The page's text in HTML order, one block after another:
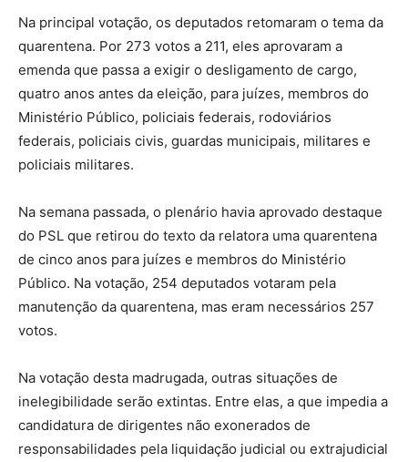
Na principal votação, os deputados retomaram o tema da
quarentena. Por 273 votos a 211, eles aprovaram a
emenda que passa a exigir o desligamento de cargo,
quatro anos antes da eleição, para juízes, membros do
Ministério Público, policiais federais, rodoviários
federais, policiais civis, guardas municipais, militares e
policiais militares.
Na semana passada, o plenário havia aprovado destaque
do PSL que retirou do texto da relatora uma quarentena
de cinco anos para juízes e membros do Ministério
Público. Na votação, 254 deputados votaram pela
manutenção da quarentena, mas eram necessários 257
votos.
Na votação desta madrugada, outras situações de
inelegibilidade serão extintas. Entre elas, a que impedia a
candidatura de dirigentes não exonerados de
responsabilidades pela liquidação judicial ou extrajudicial